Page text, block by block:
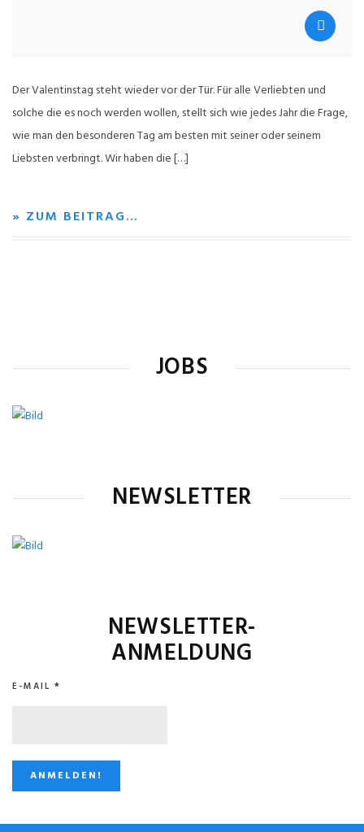
Der Valentinstag steht wieder vor der Tür. Für alle Verliebten und
solche die es noch werden wollen, stellt sich wie jedes Jahr die Frage,
wie man den besonderen Tag am besten mit seiner oder seinem
Liebsten verbringt. Wir haben die […]
» ZUM BEITRAG…
JOBS
NEWSLETTER
NEWSLETTER-
ANMELDUNG
E-MAIL *